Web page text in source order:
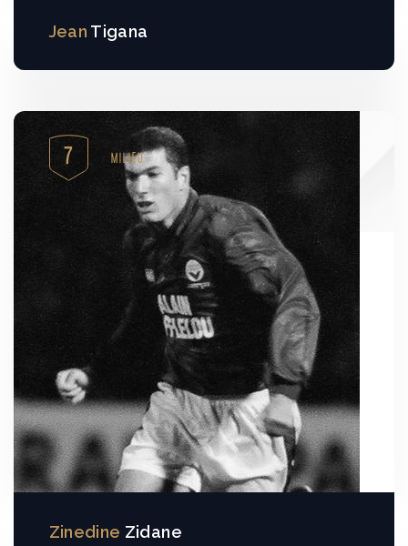
Jean Tigana
7 MILIEU
Zinedine Zidane